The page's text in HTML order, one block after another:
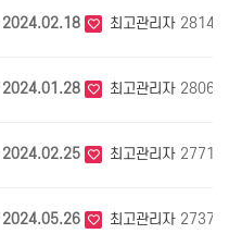
2024.02.18 최고관리자 2814
2024.01.28 최고관리자 2806
2024.02.25 최고관리자 2771
2024.05.26 최고관리자 2737